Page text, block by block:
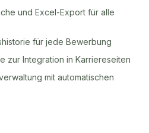
und Excel-Export für alle
für jede Bewerbung
zur Integration in Karriereseiten
mit automatischen